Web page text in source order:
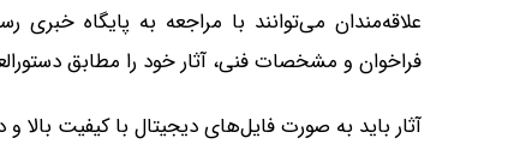
علاقه‌مندان می‌توانند با مراجعه به پایگاه
فراخوان و مشخصات فنی، آثار خود را مطابق
آثار باید به صورت فایل‌های دیجیتال با کیفیت